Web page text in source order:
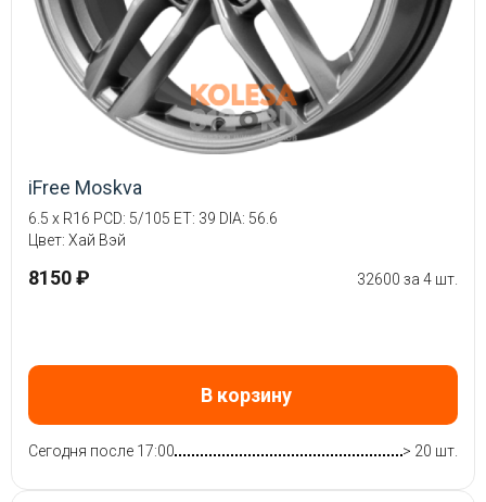
iFree Moskva
6.5 x R16 PCD: 5/105 ET: 39 DIA: 56.6
Цвет: Хай Вэй
8150 ₽ 32600 за 4 шт.
В корзину
Сегодня после 17:00 > 20 шт.